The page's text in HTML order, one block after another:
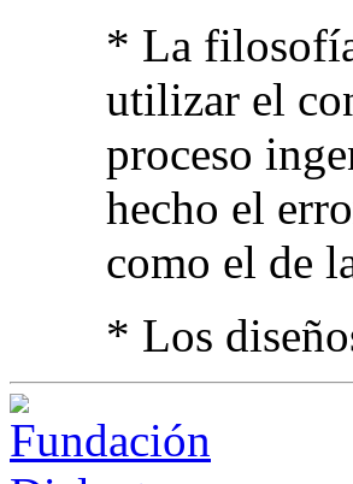
* La
utilizar el
proceso
hecho el
como el de
* Los